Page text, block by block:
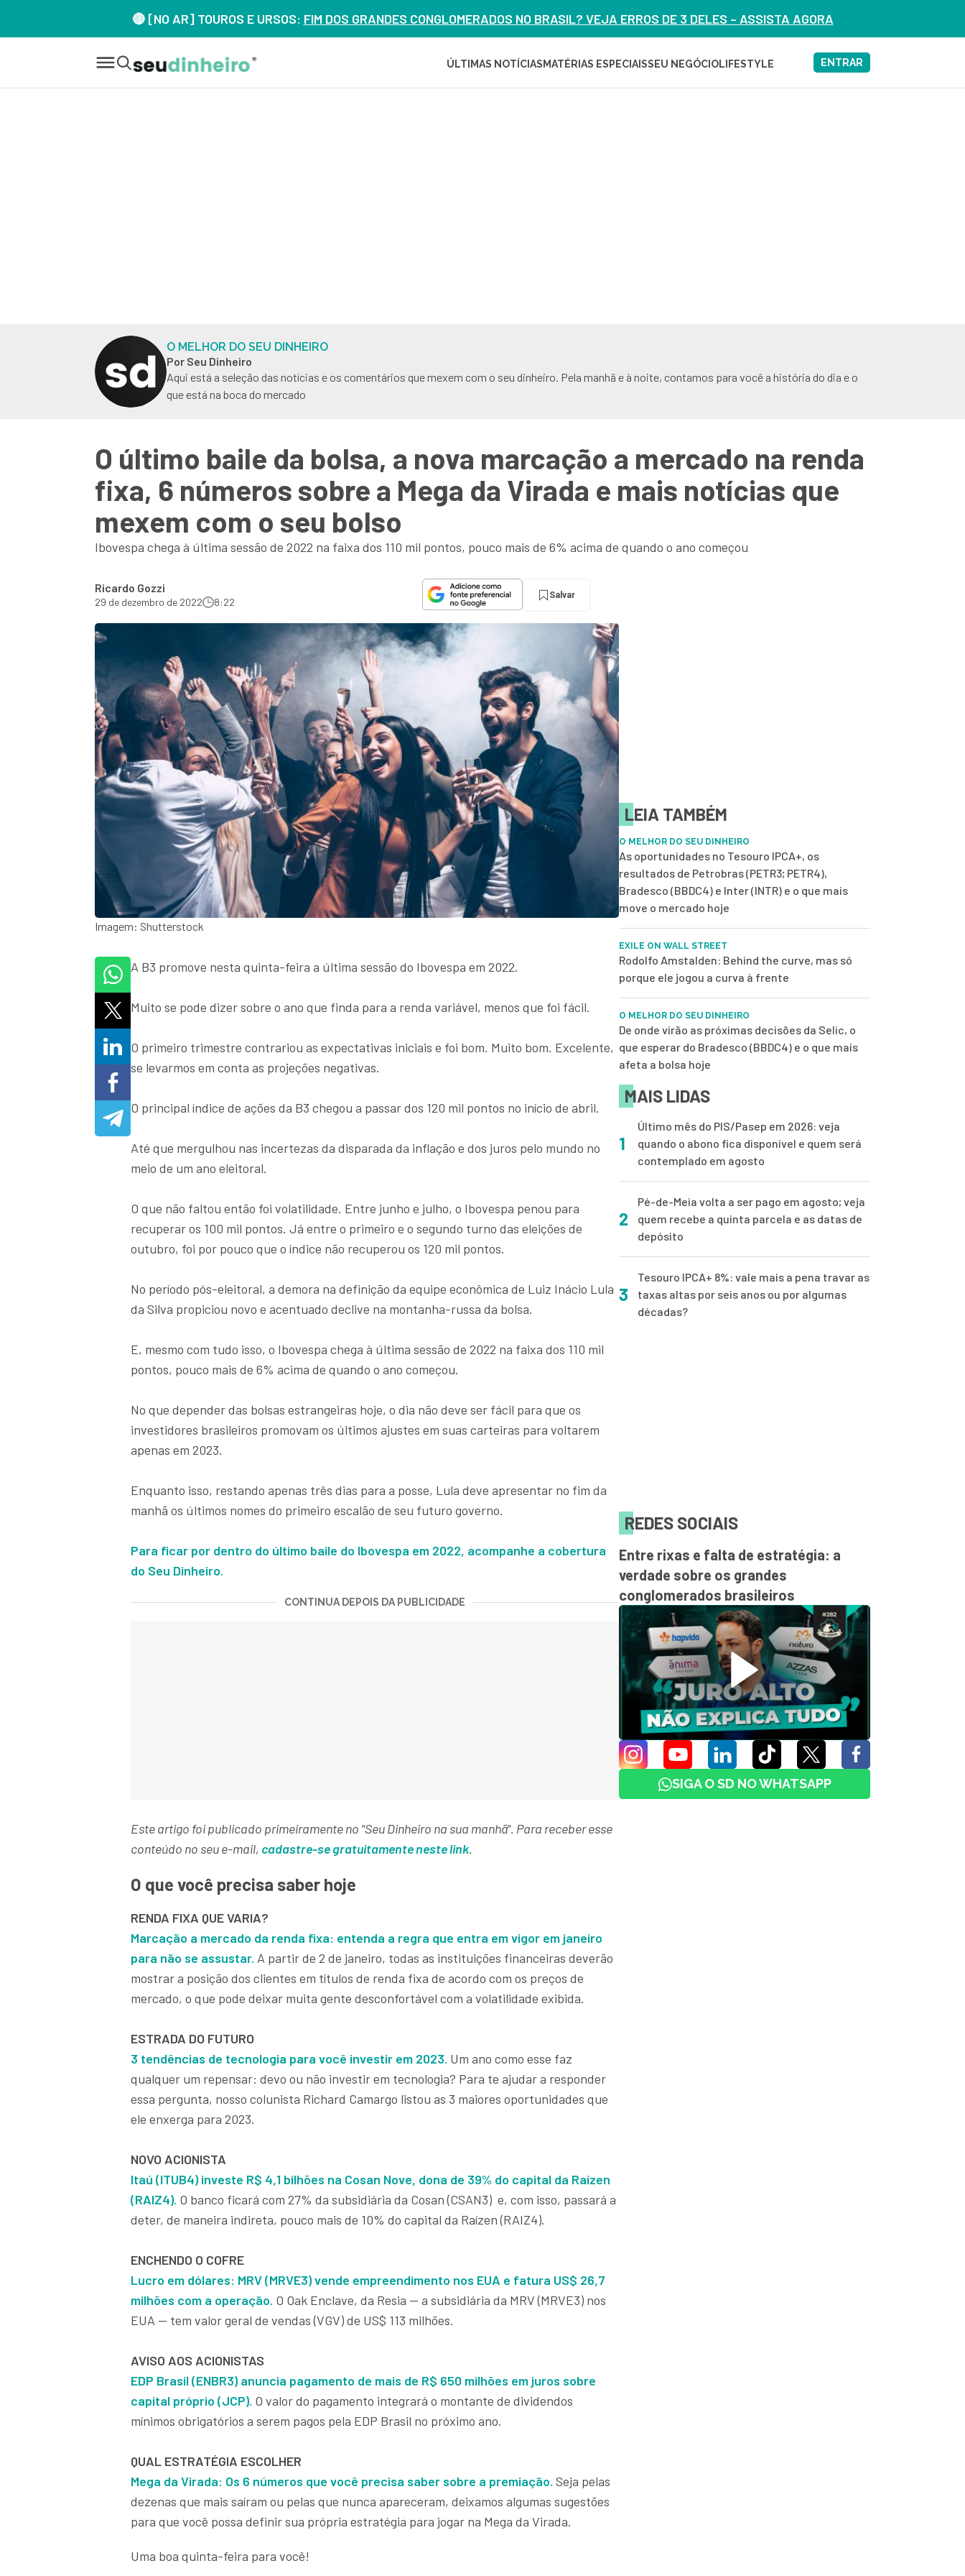
🔴 [NO AR] TOUROS E URSOS: FIM DOS GRANDES CONGLOMERADOS NO BRASIL? VEJA ERROS DE 3 DELES – ASSISTA AGORA
ÚLTIMAS NOTÍCIAS MATÉRIAS ESPECIAISSEU NEGÓCIOLIFESTYLE ENTRAR
O MELHOR DO SEU DINHEIRO
Por Seu Dinheiro
Aqui está a seleção das notícias e os comentários que mexem com o seu dinheiro. Pela manhã e à noite, contamos para você a história do dia e o
que está na boca do mercado
O último baile da bolsa, a nova marcação a mercado na renda
fixa, 6 números sobre a Mega da Virada e mais notícias que
mexem com o seu bolso
Ibovespa chega à última sessão de 2022 na faixa dos 110 mil pontos, pouco mais de 6% acima de quando o ano começou
Ricardo Gozzi
29 de dezembro de 2022 8:22
Salvar
Imagem: Shutterstock
A B3 promove nesta quinta-feira a última sessão do Ibovespa em 2022.
Muito se pode dizer sobre o ano que finda para a renda variável, menos que foi fácil.
O primeiro trimestre contrariou as expectativas iniciais e foi bom. Muito bom. Excelente,
se levarmos em conta as projeções negativas.
O principal índice de ações da B3 chegou a passar dos 120 mil pontos no início de abril.
Até que mergulhou nas incertezas da disparada da inflação e dos juros pelo mundo no
meio de um ano eleitoral.
O que não faltou então foi volatilidade. Entre junho e julho, o Ibovespa penou para
recuperar os 100 mil pontos. Já entre o primeiro e o segundo turno das eleições de
outubro, foi por pouco que o índice não recuperou os 120 mil pontos.
No período pós-eleitoral, a demora na definição da equipe econômica de Luiz Inácio Lula
da Silva propiciou novo e acentuado declive na montanha-russa da bolsa.
E, mesmo com tudo isso, o Ibovespa chega à última sessão de 2022 na faixa dos 110 mil
pontos, pouco mais de 6% acima de quando o ano começou.
No que depender das bolsas estrangeiras hoje, o dia não deve ser fácil para que os
investidores brasileiros promovam os últimos ajustes em suas carteiras para voltarem
apenas em 2023.
Enquanto isso, restando apenas três dias para a posse, Lula deve apresentar no fim da
manhã os últimos nomes do primeiro escalão de seu futuro governo.
Para ficar por dentro do último baile do Ibovespa em 2022, acompanhe a cobertura
do Seu Dinheiro.
CONTINUA DEPOIS DA PUBLICIDADE
Este artigo foi publicado primeiramente no "Seu Dinheiro na sua manhã". Para receber esse
conteúdo no seu e-mail, cadastre-se gratuitamente neste link.
O que você precisa saber hoje
RENDA FIXA QUE VARIA?
Marcação a mercado da renda fixa: entenda a regra que entra em vigor em janeiro
para não se assustar. A partir de 2 de janeiro, todas as instituições financeiras deverão
mostrar a posição dos clientes em títulos de renda fixa de acordo com os preços de
mercado, o que pode deixar muita gente desconfortável com a volatilidade exibida.
ESTRADA DO FUTURO
3 tendências de tecnologia para você investir em 2023. Um ano como esse faz
qualquer um repensar: devo ou não investir em tecnologia? Para te ajudar a responder
essa pergunta, nosso colunista Richard Camargo listou as 3 maiores oportunidades que
ele enxerga para 2023.
NOVO ACIONISTA
Itaú (ITUB4) investe R$ 4,1 bilhões na Cosan Nove, dona de 39% do capital da Raízen
(RAIZ4). O banco ficará com 27% da subsidiária da Cosan (CSAN3) e, com isso, passará a
deter, de maneira indireta, pouco mais de 10% do capital da Raízen (RAIZ4).
ENCHENDO O COFRE
Lucro em dólares: MRV (MRVE3) vende empreendimento nos EUA e fatura US$ 26,7
milhões com a operação. O Oak Enclave, da Resia — a subsidiária da MRV (MRVE3) nos
EUA — tem valor geral de vendas (VGV) de US$ 113 milhões.
AVISO AOS ACIONISTAS
EDP Brasil (ENBR3) anuncia pagamento de mais de R$ 650 milhões em juros sobre
capital próprio (JCP). O valor do pagamento integrará o montante de dividendos
mínimos obrigatórios a serem pagos pela EDP Brasil no próximo ano.
QUAL ESTRATÉGIA ESCOLHER
Mega da Virada: Os 6 números que você precisa saber sobre a premiação. Seja pelas
dezenas que mais saíram ou pelas que nunca apareceram, deixamos algumas sugestões
para que você possa definir sua própria estratégia para jogar na Mega da Virada.
Uma boa quinta-feira para você!
LEIA TAMBÉM
O MELHOR DO SEU DINHEIRO
As oportunidades no Tesouro IPCA+, os
resultados de Petrobras (PETR3; PETR4),
Bradesco (BBDC4) e Inter (INTR) e o que mais
move o mercado hoje
EXILE ON WALL STREET
Rodolfo Amstalden: Behind the curve, mas só
porque ele jogou a curva à frente
O MELHOR DO SEU DINHEIRO
De onde virão as próximas decisões da Selic, o
que esperar do Bradesco (BBDC4) e o que mais
afeta a bolsa hoje
MAIS LIDAS
1
Último mês do PIS/Pasep em 2026: veja
quando o abono fica disponível e quem será
contemplado em agosto
2
Pé-de-Meia volta a ser pago em agosto; veja
quem recebe a quinta parcela e as datas de
depósito
3
Tesouro IPCA+ 8%: vale mais a pena travar as
taxas altas por seis anos ou por algumas
décadas?
REDES SOCIAIS
Entre rixas e falta de estratégia: a
verdade sobre os grandes
conglomerados brasileiros
SIGA O SD NO WHATSAPP